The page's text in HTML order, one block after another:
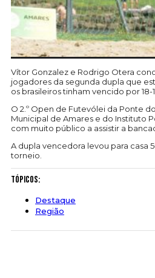
Vítor Gonzalez e Rodrigo Otera
jogadores da segunda dupla que
os brasileiros tinham vencido por
O 2.º Open de Futevólei da Ponte
Municipal de Amares e do Instituto
com muito público a assistir a
A dupla vencedora levou para casa
torneio.
Tópicos:
Destaque
Região